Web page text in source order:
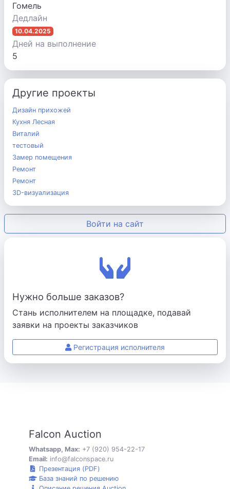
Гомель
Дедлайн
10.04.2025
Дней на выполнение
5
Другие проекты
Дизайн прихожей
Кухня Лесная
Виталий
тестовый
Замер помещения
Ремонт
Ремонт
3D-визуализация
Войти на сайт
Нужно больше заказов?
Стань исполнителем на площадке, подавай
заявки на проекты заказчиков
Регистрация исполнителя
Falcon Auction
Whatsapp, Max: +7 (920) 954-22-17
Email: info@falconspace.ru
Презентация (PDF)
База знаний по решению